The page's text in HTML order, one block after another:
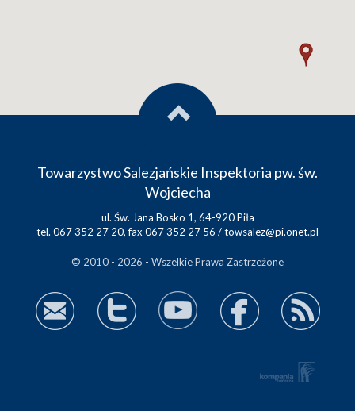
Towarzystwo Salezjańskie Inspektoria pw. św.
Wojciecha
ul. Św. Jana Bosko 1, 64-920 Piła
tel. 067 352 27 20, fax 067 352 27 56 /towsalez@pi.onet.pl
© 2010 - 2026 - Wszelkie Prawa Zastrzeżone